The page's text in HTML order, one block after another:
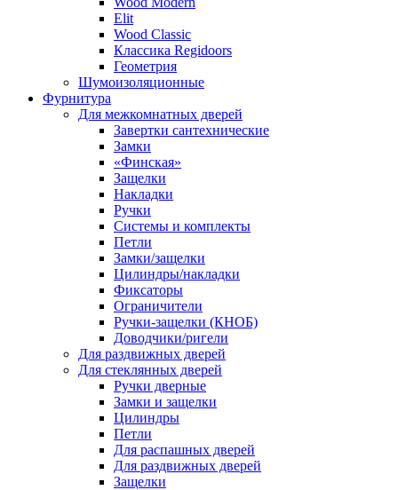
Elit
Wood Classic
Классика Regidoors
Геометрия
Шумоизоляционные
Фурнитура
Для межкомнатных дверей
Завертки сантехнические
Замки
«Финская»
Защелки
Накладки
Ручки
Системы и комплекты
Петли
Замки/защелки
Цилиндры/накладки
Фиксаторы
Ограничители
Ручки-защелки (КНОБ)
Доводчики/ригели
Для раздвижных дверей
Для стеклянных дверей
Ручки дверные
Замки и защелки
Цилиндры
Петли
Для распашных дверей
Для раздвижных дверей
Защелки